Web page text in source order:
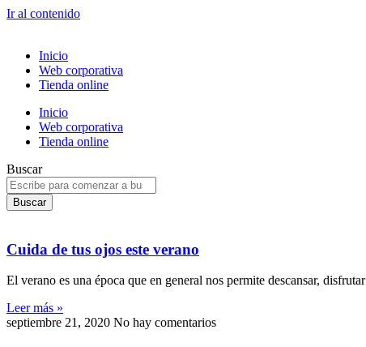
Ir al contenido
Inicio
Web corporativa
Tienda online
Inicio
Web corporativa
Tienda online
Buscar
Buscar
Cuida de tus ojos este verano
El verano es una época que en general nos permite descansar,
Leer más »
septiembre 21, 2020 No hay comentarios